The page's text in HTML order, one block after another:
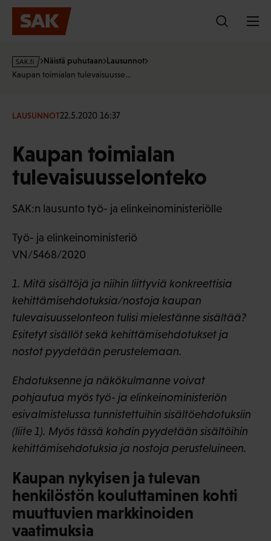
Hyppää
sisältöön
s
a
f
Näistä puhutaan Lausunnot
Kaupan toimialan tulevaisuusse…
LAUSUNNOT22.5.2020 16:37
Kaupan toimialan
tulevaisuusselonteko
SAK:n lausunto työ- ja elinkeinoministeriölle
Työ- ja elinkeinoministeriö
VN/5468/2020
1. Mitä sisältöjä ja niihin liittyviä konkreettisia
kehittämisehdotuksia/nostoja kaupan
tulevaisuusselonteon tulisi mielestänne sisältää?
Esitetyt sisällöt sekä kehittämisehdotukset ja
nostot pyydetään perustelemaan.
Ehdotuksenne ja näkökulmanne voivat
pohjautua myös työ- ja elinkeinoministeriön
esivalmistelussa tunnistettuihin sisältöehdotuksiin
(liite 1). Myös tässä kohdin pyydetään sisältöihin
kehittämisehdotuksia ja nostoja perusteluineen.
Kaupan nykyisen ja tulevan
henkilöstön kouluttaminen kohti
muuttuvien markkinoiden
vaatimuksia